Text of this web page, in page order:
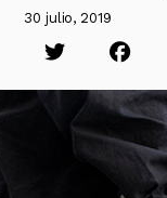
30 julio, 2019